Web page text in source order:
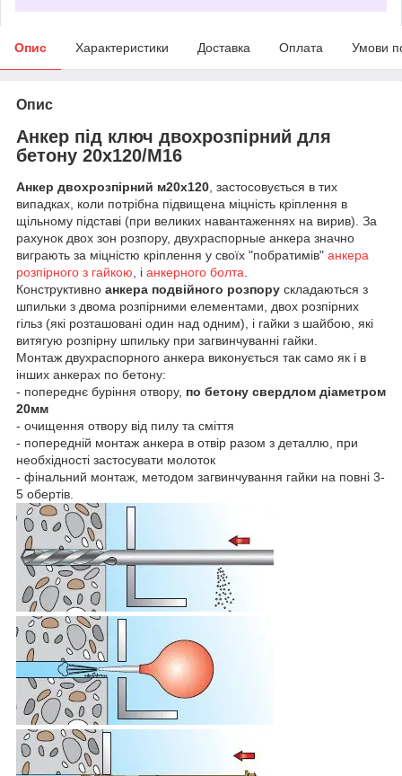
Опис Характеристики Доставка Оплата Умови
Опис
Анкер під ключ двохрозпірний для
бетону 20х120/М16
Анкер двохрозпірний м20х120, застосовується в тих
випадках, коли потрібна підвищена міцність кріплення в
щільному підставі (при великих навантаженнях на вирив). За
рахунок двох зон розпору, двухраспорные анкера значно
виграють за міцністю кріплення у своїх "побратимів" анкера
розпірного з гайкою, і анкерного болта.
Конструктивно анкера подвійного розпору складаються з
шпильки з двома розпірними елементами, двох розпірних
гільз (які розташовані один над одним), і гайки з шайбою, які
витягую розпірну шпильку при загвинчуванні гайки.
Монтаж двухраспорного анкера виконується так само як і в
інших анкерах по бетону:
- попереднє буріння отвору, по бетону свердлом діаметром
20мм
- очищення отвору від пилу та сміття
- попередній монтаж анкера в отвір разом з деталлю, при
необхідності застосувати молоток
- фінальний монтаж, методом загвинчування гайки на повні 3-
5 обертів.